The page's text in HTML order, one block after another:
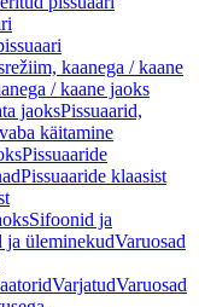
kaanega / kaane
/ kaane jaoks
jaoksPissuaarid,
käitamine
Pissuaaride
Pissuaaride klaasist
Sifoonid ja
ja üleminekudVaruosad
VarjatudVaruosad